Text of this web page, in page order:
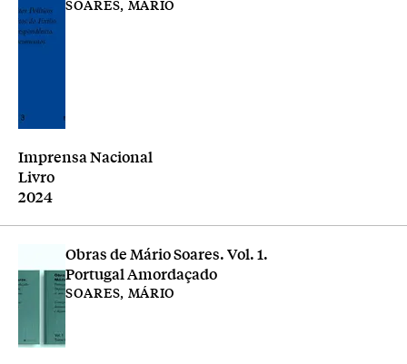
SOARES, MÁRIO
Editora
Imprensa Nacional
Tipologia
Livro
Ano
2024
Obras de Mário Soares. Vol. 1.
Portugal Amordaçado
SOARES, MÁRIO